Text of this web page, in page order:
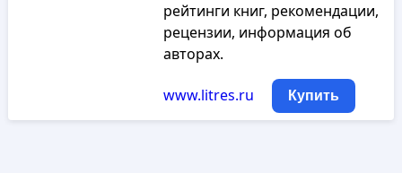
рейтинги книг, рекомендации,
рецензии, информация об
авторах.
www.litres.ru Купить